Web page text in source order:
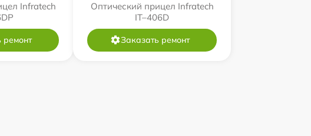
Infratech
ремонт
Оптический прицел Infratech
IT–406D
Заказать ремонт